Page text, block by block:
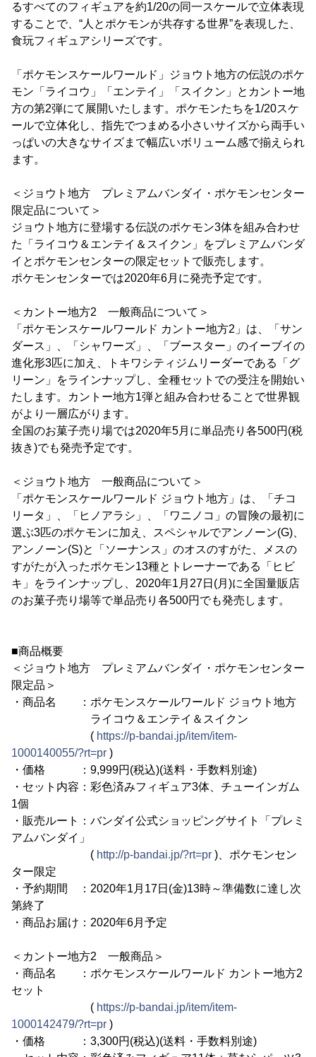
るすべてのフィギュアを約1/20の同一スケールで立体表現
することで、“人とポケモンが共存する世界”を表現した、
食玩フィギュアシリーズです。
「ポケモンスケールワールド」ジョウト地方の伝説のポケ
モン「ライコウ」「エンテイ」「スイクン」とカントー地
方の第2弾にて展開いたします。ポケモンたちを1/20スケ
ールで立体化し、指先でつまめる小さいサイズから両手い
っぱいの大きなサイズまで幅広いボリューム感で揃えられ
ます。
＜ジョウト地方 プレミアムバンダイ・ポケモンセンター
限定品について＞
ジョウト地方に登場する伝説のポケモン3体を組み合わせ
た「ライコウ＆エンテイ＆スイクン」をプレミアムバンダ
イとポケモンセンターの限定セットで販売します。
ポケモンセンターでは2020年6月に発売予定です。
＜カントー地方2 一般商品について＞
「ポケモンスケールワールド カントー地方2」は、「サン
ダース」、「シャワーズ」、「ブースター」のイーブイの
進化形3匹に加え、トキワシティジムリーダーである「グ
リーン」をラインナップし、全種セットでの受注を開始い
たします。カントー地方1弾と組み合わせることで世界観
がより一層広がります。
全国のお菓子売り場では2020年5月に単品売り各500円(税
抜き)でも発売予定です。
＜ジョウト地方 一般商品について＞
「ポケモンスケールワールド ジョウト地方」は、「チコ
リータ」、「ヒノアラシ」、「ワニノコ」の冒険の最初に
選ぶ3匹のポケモンに加え、スペシャルでアンノーン(G)、
アンノーン(S)と「ソーナンス」のオスのすがた、メスの
すがたが入ったポケモン13種とトレーナーである「ヒビ
キ」をラインナップし、2020年1月27日(月)に全国量販店
のお菓子売り場等で単品売り各500円でも発売します。
■商品概要
＜ジョウト地方 プレミアムバンダイ・ポケモンセンター
限定品＞
・商品名 ：ポケモンスケールワールド ジョウト地方
ライコウ＆エンテイ＆スイクン
( https://p-bandai.jp/item/item-
1000140055/?rt=pr )
・価格 ：9,999円(税込)(送料・手数料別途)
・セット内容：彩色済みフィギュア3体、チューインガム
1個
・販売ルート：バンダイ公式ショッピングサイト「プレミ
アムバンダイ」
( http://p-bandai.jp/?rt=pr )、ポケモンセン
ター限定
・予約期間 ：2020年1月17日(金)13時～準備数に達し次
第終了
・商品お届け：2020年6月予定
＜カントー地方2 一般商品＞
・商品名 ：ポケモンスケールワールド カントー地方2
セット
( https://p-bandai.jp/item/item-
1000142479/?rt=pr )
・価格 ：3,300円(税込)(送料・手数料別途)